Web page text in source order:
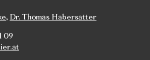
, Dr. Thomas Habersatter
09